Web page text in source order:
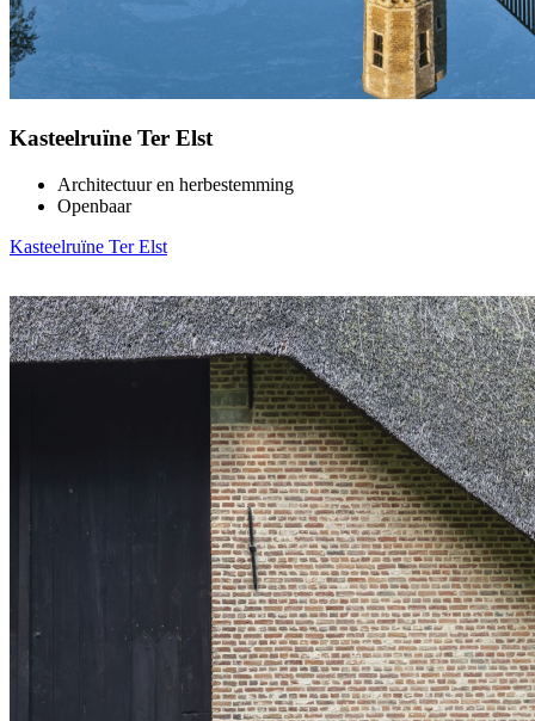
Kasteelruïne Ter Elst
Architectuur en herbestemming
Openbaar
Kasteelruïne Ter Elst